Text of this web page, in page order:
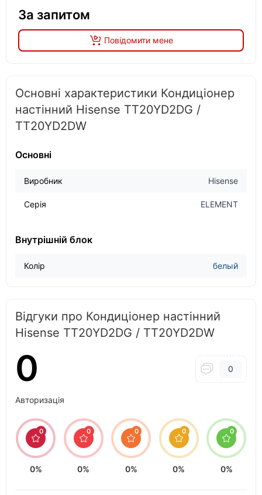
За запитом
Повідомити мене
Основні характеристики Кондиціонер
настінний Hisense TT20YD2DG /
TT20YD2DW
Основні
Виробник Hisense
Серія ELEMENT
Внутрішній блок
Колір белый
Відгуки про Кондиціонер настінний
Hisense TT20YD2DG / TT20YD2DW
0 0
Авторизація
0
0%
0
0%
0
0%
0
0%
0
0%